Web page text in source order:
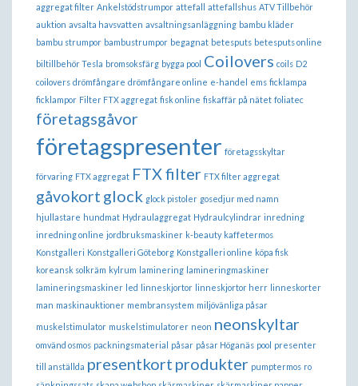
aggregat filter Ankelstödstrumpor attefall attefallshus ATV Tillbehör
auktion avsalta havsvatten avsaltningsanläggning bambu kläder
bambu strumpor bambustrumpor begagnat betesputs betesputs online
biltillbehör Tesla bromsoksfärg bygga pool Coilovers coils D2
coilovers drömfångare drömfångare online e-handel ems ficklampa
ficklampor Filter FTX aggregat fisk online fiskaffär på nätet foliatec
företagsgåvor
företagspresenter företagsskyltar
förvaring FTX aggregat FTX filter FTX filter aggregat
gåvokort glock glock pistoler gosedjur med namn
hjullastare hundmat Hydraulaggregat Hydraulcylindrar inredning
inredning online jordbruksmaskiner k-beauty kaffetermos
Konstgalleri Konstgalleri Göteborg Konstgalleri online köpa fisk
koreansk solkräm kylrum laminering lamineringmaskiner
lamineringsmaskiner led linneskjortor linneskjortor herr linneskorter
man maskinauktioner membransystem miljövänliga påsar
muskelstimulator muskelstimulatorer neon neonskyltar
omvänd osmos packningsmaterial påsar påsar Höganäs pool presenter
till anställda presentkort produkter pumptermos ro